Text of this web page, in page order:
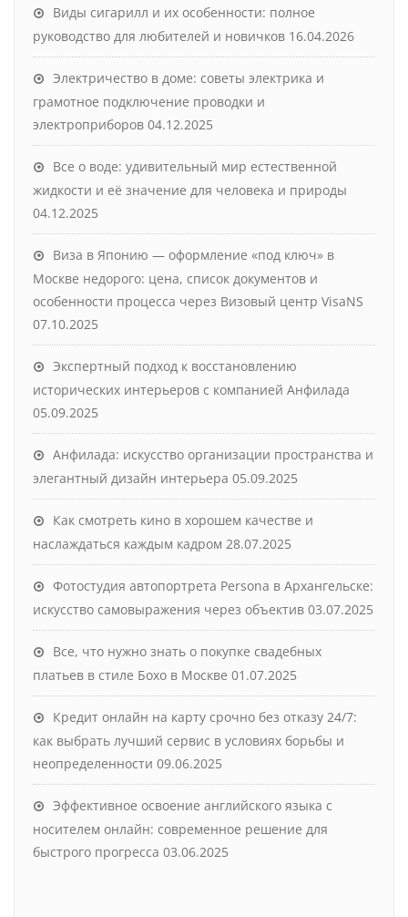
Виды сигарилл и их особенности: полное
руководство для любителей и новичков 16.04.2026
Электричество в доме: советы электрика и
грамотное подключение проводки и
электроприборов 04.12.2025
Все о воде: удивительный мир естественной
жидкости и её значение для человека и природы
04.12.2025
Виза в Японию — оформление «под ключ» в
Москве недорого: цена, список документов и
особенности процесса через Визовый центр VisaNS
07.10.2025
Экспертный подход к восстановлению
исторических интерьеров с компанией Анфилада
05.09.2025
Анфилада: искусство организации пространства и
элегантный дизайн интерьера 05.09.2025
Как смотреть кино в хорошем качестве и
наслаждаться каждым кадром 28.07.2025
Фотостудия автопортрета Persona в Архангельске:
искусство самовыражения через объектив 03.07.2025
Все, что нужно знать о покупке свадебных
платьев в стиле Бохо в Москве 01.07.2025
Кредит онлайн на карту срочно без отказу 24/7:
как выбрать лучший сервис в условиях борьбы и
неопределенности 09.06.2025
Эффективное освоение английского языка с
носителем онлайн: современное решение для
быстрого прогресса 03.06.2025